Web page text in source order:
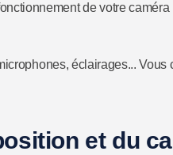
de votre
éclairages...
et du